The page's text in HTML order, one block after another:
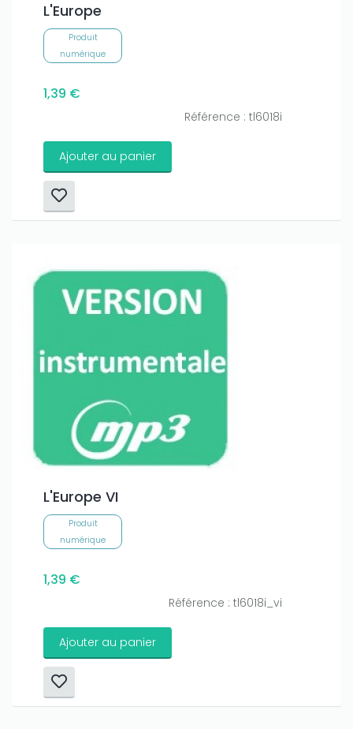
L'Europe
Produit
numérique
1,39 €
Référence : tl6018i
Ajouter au panier
L'Europe VI
Produit
numérique
1,39 €
Référence : tl6018i_vi
Ajouter au panier